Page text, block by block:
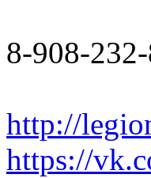
8-908-
http://
https://